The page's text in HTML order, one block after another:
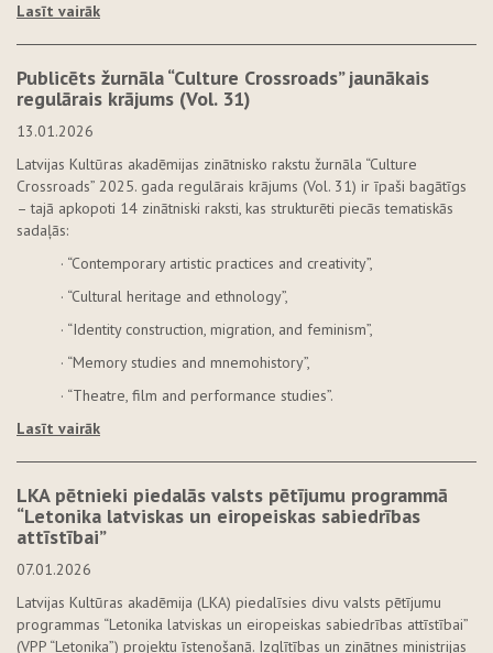
Lasīt vairāk
Publicēts žurnāla “Culture Crossroads” jaunākais
regulārais krājums (Vol. 31)
13.01.2026
Latvijas Kultūras akadēmijas zinātnisko rakstu žurnāla “Culture
Crossroads” 2025. gada regulārais krājums (Vol. 31) ir īpaši bagātīgs
– tajā apkopoti 14 zinātniski raksti, kas strukturēti piecās tematiskās
sadaļās:
· “Contemporary artistic practices and creativity”,
· “Cultural heritage and ethnology”,
· “Identity construction, migration, and feminism”,
· “Memory studies and mnemohistory”,
· “Theatre, film and performance studies”.
Lasīt vairāk
LKA pētnieki piedalās valsts pētījumu programmā
“Letonika latviskas un eiropeiskas sabiedrības
attīstībai”
07.01.2026
Latvijas Kultūras akadēmija (LKA) piedalīsies divu valsts pētījumu
programmas “Letonika latviskas un eiropeiskas sabiedrības attīstībai”
(VPP “Letonika”) projektu īstenošanā. Izglītības un zinātnes ministrijas